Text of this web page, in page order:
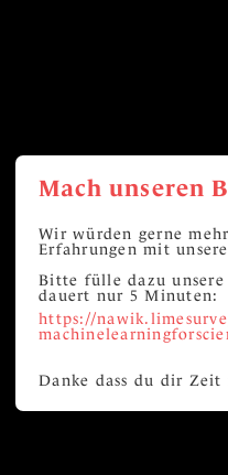
Mach unseren
Wir würden gerne
Erfahrungen mit
Bitte fülle dazu unsere
dauert nur 5 Minuten:
https://
Danke dass du dir Zeit